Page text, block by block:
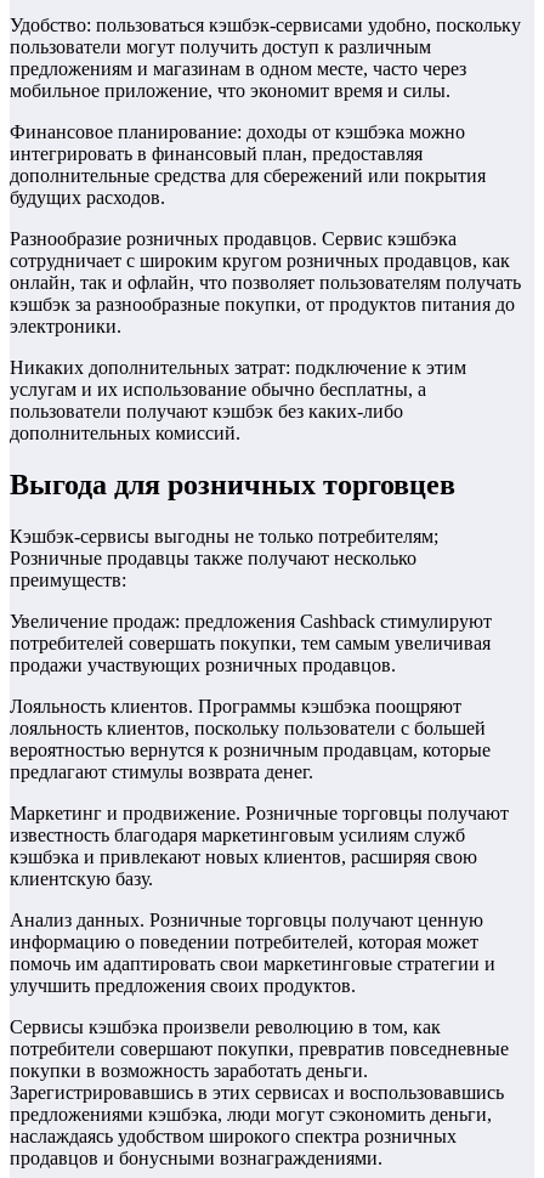
Удобство: пользоваться кэшбэк-сервисами удобно, поскольку
пользователи могут получить доступ к различным
предложениям и магазинам в одном месте, часто через
мобильное приложение, что экономит время и силы.
Финансовое планирование: доходы от кэшбэка можно
интегрировать в финансовый план, предоставляя
дополнительные средства для сбережений или покрытия
будущих расходов.
Разнообразие розничных продавцов. Сервис кэшбэка
сотрудничает с широким кругом розничных продавцов, как
онлайн, так и офлайн, что позволяет пользователям получать
кэшбэк за разнообразные покупки, от продуктов питания до
электроники.
Никаких дополнительных затрат: подключение к этим
услугам и их использование обычно бесплатны, а
пользователи получают кэшбэк без каких-либо
дополнительных комиссий.
Выгода для розничных торговцев
Кэшбэк-сервисы выгодны не только потребителям;
Розничные продавцы также получают несколько
преимуществ:
Увеличение продаж: предложения Cashback стимулируют
потребителей совершать покупки, тем самым увеличивая
продажи участвующих розничных продавцов.
Лояльность клиентов. Программы кэшбэка поощряют
лояльность клиентов, поскольку пользователи с большей
вероятностью вернутся к розничным продавцам, которые
предлагают стимулы возврата денег.
Маркетинг и продвижение. Розничные торговцы получают
известность благодаря маркетинговым усилиям служб
кэшбэка и привлекают новых клиентов, расширяя свою
клиентскую базу.
Анализ данных. Розничные торговцы получают ценную
информацию о поведении потребителей, которая может
помочь им адаптировать свои маркетинговые стратегии и
улучшить предложения своих продуктов.
Сервисы кэшбэка произвели революцию в том, как
потребители совершают покупки, превратив повседневные
покупки в возможность заработать деньги.
Зарегистрировавшись в этих сервисах и воспользовавшись
предложениями кэшбэка, люди могут сэкономить деньги,
наслаждаясь удобством широкого спектра розничных
продавцов и бонусными вознаграждениями.